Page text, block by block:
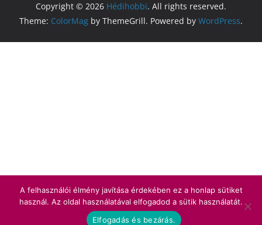
Copyright © 2026 Hédihobbi. All rights reserved.
Theme: ColorMag by ThemeGrill. Powered by WordPress.
A felhasználói élmény javítása érdekében ez a honlap sütiket
használ. Az oldal használatával elfogadod a sütik használatát.
Elfogadás és bezárás.